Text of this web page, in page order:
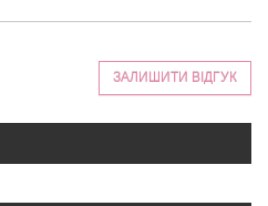
ЗАЛИШИТИ ВІДГУК